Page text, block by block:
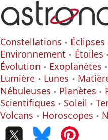
Constellations Éclipses
Environnement
Étoiles
Évolution
Exoplanètes
Lumière
Lunes
Nébuleuses
Planètes
Scientifiques
Soleil
Volcans
Horoscopes